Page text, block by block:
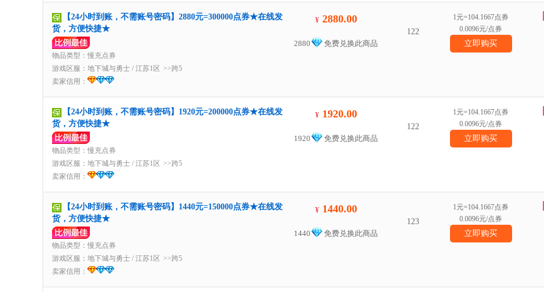
【24小时到账，不需账号密码】2880元=300000点券★在线发
货，方便快捷★
物品类型：慢充点券
游戏区服： 地下城与勇士 / 江苏1区 >>跨5
卖家信用：
¥2880.00
2880 免费兑换此商品
122
1元=104.1667点券
0.0096元/点券
立即购买
【24小时到账，不需账号密码】1920元=200000点券★在线发
货，方便快捷★
物品类型：慢充点券
游戏区服： 地下城与勇士 / 江苏1区 >>跨5
卖家信用：
¥1920.00
1920 免费兑换此商品
122
1元=104.1667点券
0.0096元/点券
立即购买
【24小时到账，不需账号密码】1440元=150000点券★在线发
货，方便快捷★
物品类型：慢充点券
游戏区服： 地下城与勇士 / 江苏1区 >>跨5
卖家信用：
¥1440.00
1440 免费兑换此商品
123
1元=104.1667点券
0.0096元/点券
立即购买